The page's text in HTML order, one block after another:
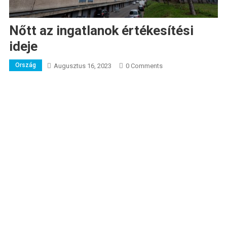
Nőtt az ingatlanok értékesítési
ideje
Ország Augusztus 16, 2023 0 Comments